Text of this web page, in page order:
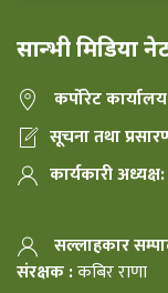
सान्भी मिडिया
कर्पोरेट
सूचना तथा
कार्यकारी अध्यक्ष:
सल्लाहकार
संरक्षक :कबिर राणा